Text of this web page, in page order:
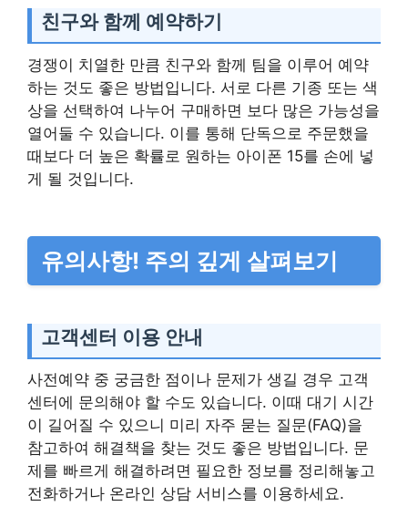
친구와 함께 예약하기
경쟁이 치열한 만큼 친구와 함께 팀을 이루어 예약
하는 것도 좋은 방법입니다. 서로 다른 기종 또는 색
상을 선택하여 나누어 구매하면 보다 많은 가능성을
열어둘 수 있습니다. 이를 통해 단독으로 주문했을
때보다 더 높은 확률로 원하는 아이폰 15를 손에 넣
게 될 것입니다.
유의사항! 주의 깊게 살펴보기
고객센터 이용 안내
사전예약 중 궁금한 점이나 문제가 생길 경우 고객
센터에 문의해야 할 수도 있습니다. 이때 대기 시간
이 길어질 수 있으니 미리 자주 묻는 질문(FAQ)을
참고하여 해결책을 찾는 것도 좋은 방법입니다. 문
제를 빠르게 해결하려면 필요한 정보를 정리해놓고
전화하거나 온라인 상담 서비스를 이용하세요.